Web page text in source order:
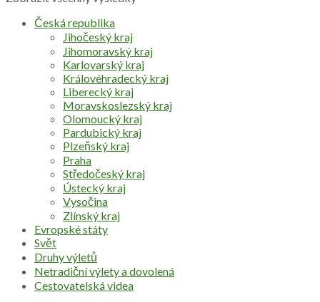
Česká republika
Jihočeský kraj
Jihomoravský kraj
Karlovarský kraj
Královéhradecký kraj
Liberecký kraj
Moravskoslezský kraj
Olomoucký kraj
Pardubický kraj
Plzeňský kraj
Praha
Středočeský kraj
Ústecký kraj
Vysočina
Zlínský kraj
Evropské státy
Svět
Druhy výletů
Netradiční výlety a dovolená
Cestovatelská videa